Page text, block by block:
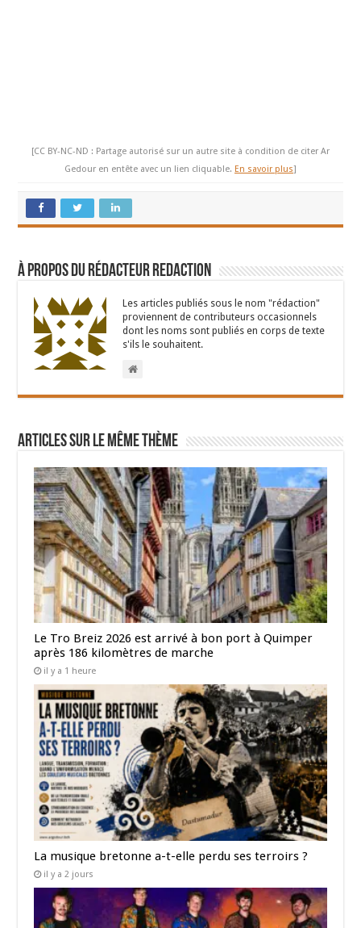
[CC BY-NC-ND : Partage autorisé sur un autre site à condition de citer Ar
Gedour en entête avec un lien cliquable. En savoir plus]
À propos du rédacteur Redaction
Les articles publiés sous le nom "rédaction"
proviennent de contributeurs occasionnels
dont les noms sont publiés en corps de texte
s'ils le souhaitent.
Articles sur le même thème
Le Tro Breiz 2026 est arrivé à bon port à Quimper
après 186 kilomètres de marche
il y a 1 heure
La musique bretonne a-t-elle perdu ses terroirs ?
il y a 2 jours